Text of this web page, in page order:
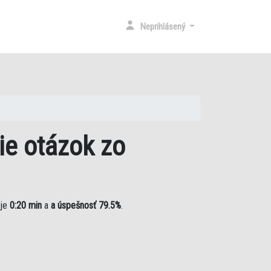
Neprihlásený
otázok zo
0:20 min a a úspešnosť 79.5%.